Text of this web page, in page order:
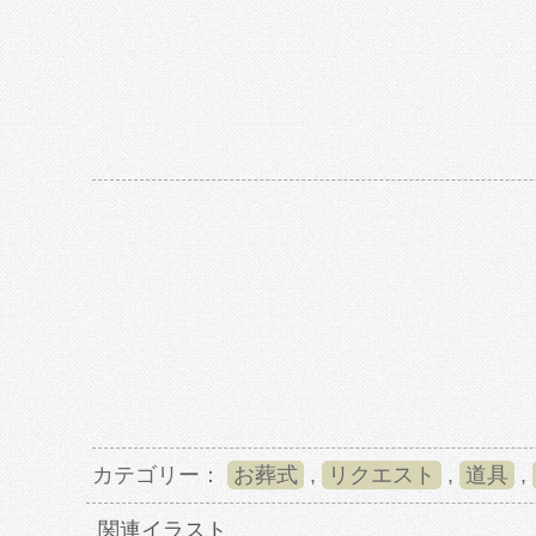
カテゴリー： お葬式 , リクエスト , 道具 ,
関連イラスト